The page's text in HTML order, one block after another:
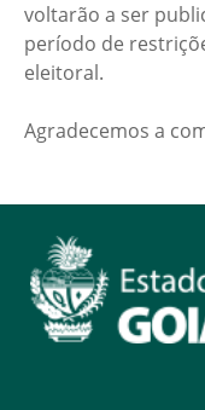
voltarão a ser
período de
eleitoral.
Agradecemos a